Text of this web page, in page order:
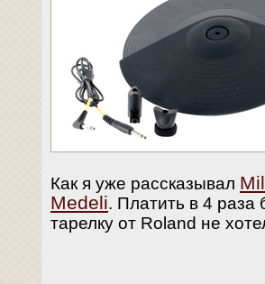
Как я уже рассказывал
Medeli. Платить в 4 раза
тарелку от Roland не